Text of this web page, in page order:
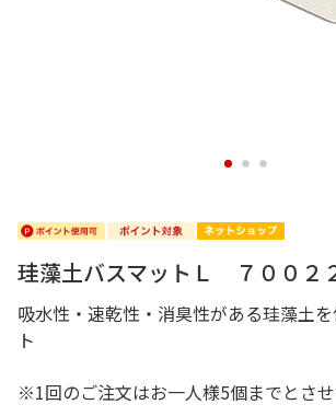
1 2 3
珪藻土バスマットＬ ７００２
吸水性・速乾性・消臭性がある珪藻土
ト
※1回のご注文はお一人様5個までとさせ